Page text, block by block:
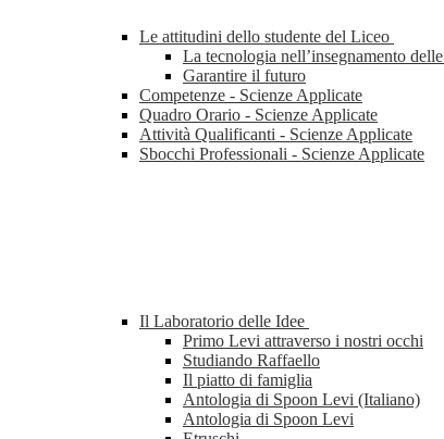
Le attitudini dello studente del Liceo
La tecnologia nell’insegnamento
Garantire il futuro
Competenze - Scienze Applicate
Quadro Orario - Scienze Applicate
Attività Qualificanti - Scienze Applicate
Sbocchi Professionali - Scienze Applicate
Il Laboratorio delle Idee
Primo Levi attraverso i nostri occhi
Studiando Raffaello
Il piatto di famiglia
Antologia di Spoon Levi (Italiano)
Antologia di Spoon Levi